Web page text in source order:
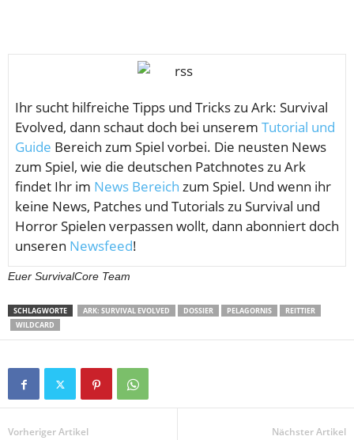
Ihr sucht hilfreiche Tipps und Tricks zu Ark: Survival
Evolved, dann schaut doch bei unserem Tutorial und
Guide Bereich zum Spiel vorbei. Die neusten News
zum Spiel, wie die deutschen Patchnotes zu Ark
findet Ihr im News Bereich zum Spiel. Und wenn ihr
keine News, Patches und Tutorials zu Survival und
Horror Spielen verpassen wollt, dann abonniert doch
unseren Newsfeed!
Euer SurvivalCore Team
SCHLAGWORTE ARK: SURVIVAL EVOLVED DOSSIER PELAGORNIS
REITTIER
WILDCARD
Vorheriger Artikel Nächster Artikel